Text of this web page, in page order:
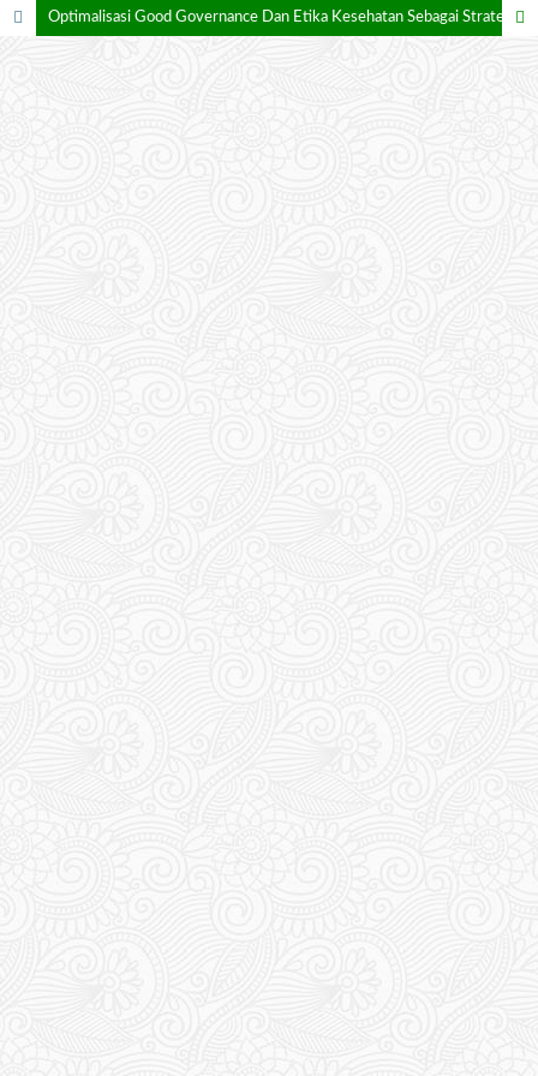
Optimalisasi Good Governance Dan Etika Kesehatan Sebagai Strategi Pencegahan Masalah Hukum Di Rumah Sakit